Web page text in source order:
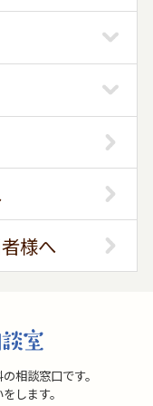
様へ
相談窓口です。
します。